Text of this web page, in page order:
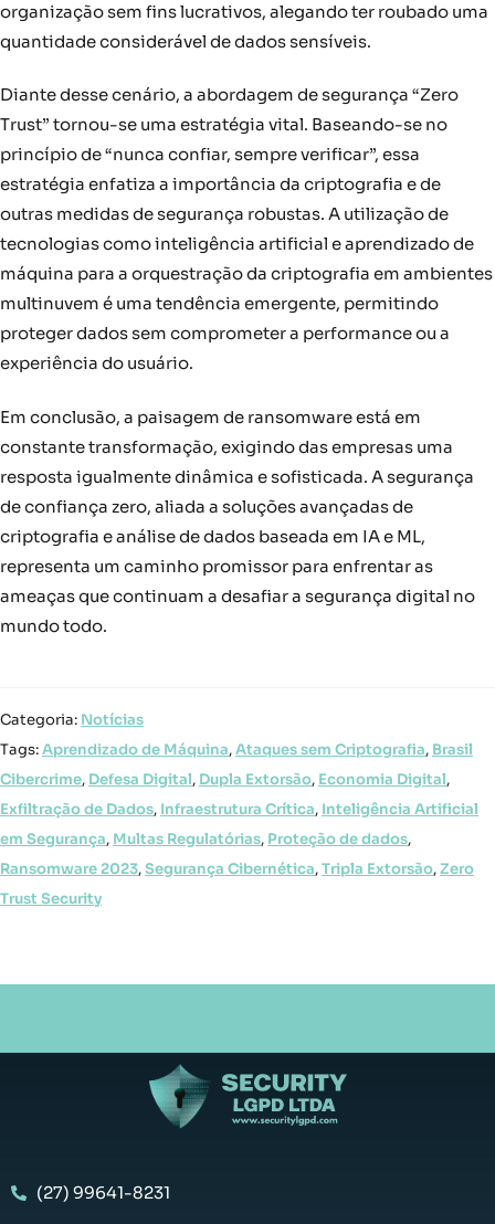
organização sem fins lucrativos, alegando ter roubado uma
quantidade considerável de dados sensíveis.
Diante desse cenário, a abordagem de segurança “Zero
Trust” tornou-se uma estratégia vital. Baseando-se no
princípio de “nunca confiar, sempre verificar”, essa
estratégia enfatiza a importância da criptografia e de
outras medidas de segurança robustas. A utilização de
tecnologias como inteligência artificial e aprendizado de
máquina para a orquestração da criptografia em ambientes
multinuvem é uma tendência emergente, permitindo
proteger dados sem comprometer a performance ou a
experiência do usuário.
Em conclusão, a paisagem de ransomware está em
constante transformação, exigindo das empresas uma
resposta igualmente dinâmica e sofisticada. A segurança
de confiança zero, aliada a soluções avançadas de
criptografia e análise de dados baseada em IA e ML,
representa um caminho promissor para enfrentar as
ameaças que continuam a desafiar a segurança digital no
mundo todo.
Categoria: Notícias
Tags:Aprendizado de Máquina,Ataques sem Criptografia, Brasil
Cibercrime, Defesa Digital, Dupla Extorsão, Economia Digital,
Exfiltração de Dados, Infraestrutura Crítica, Inteligência Artificial
em Segurança, Multas Regulatórias, Proteção de dados,
Ransomware 2023,Segurança Cibernética,Tripla Extorsão,Zero
Trust Security
(27) 99641-8231